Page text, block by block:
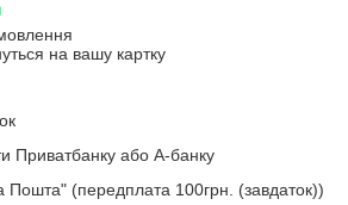
на вашу картку
Приватбанку або А-банку
Пошта" (передплата 100грн. (завдаток))